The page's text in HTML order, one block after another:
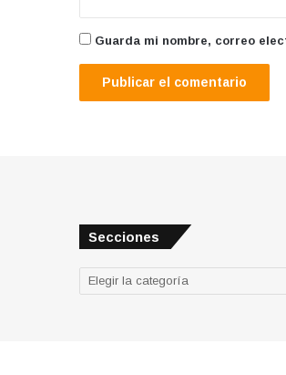
Guarda mi nombre, correo
Secciones
Secciones